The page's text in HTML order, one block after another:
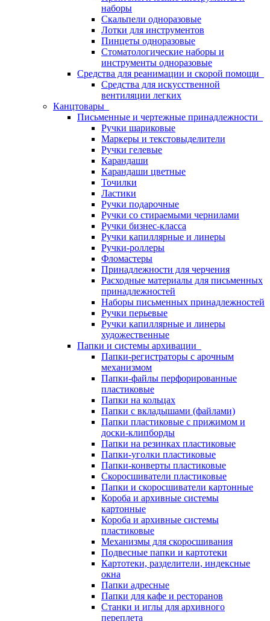
наборы
Скальпели одноразовые
Лотки для инструментов
Пинцеты одноразовые
Стоматологические наборы и
инструменты одноразовые
Средства для реанимации и скорой помощи
Средства для искусственной
вентиляции легких
Канцтовары
Письменные и чертежные принадлежности
Ручки шариковые
Маркеры и текстовыделители
Ручки гелевые
Карандаши
Карандаши цветные
Точилки
Ластики
Ручки подарочные
Ручки со стираемыми чернилами
Ручки бизнес-класса
Ручки капиллярные и линеры
Ручки-роллеры
Фломастеры
Принадлежности для черчения
Расходные материалы для письменных
принадлежностей
Наборы письменных принадлежностей
Ручки перьевые
Ручки капиллярные и линеры
художественные
Папки и системы архивации
Папки-регистраторы с арочным
механизмом
Папки-файлы перфорированные
пластиковые
Папки на кольцах
Папки с вкладышами (файлами)
Папки пластиковые с прижимом и
доски-клипборды
Папки на резинках пластиковые
Папки-уголки пластиковые
Папки-конверты пластиковые
Скоросшиватели пластиковые
Папки и скоросшиватели картонные
Короба и архивные системы
картонные
Короба и архивные системы
пластиковые
Механизмы для скоросшивания
Подвесные папки и картотеки
Картотеки, разделители, индексные
окна
Папки адресные
Папки для кафе и ресторанов
Станки и иглы для архивного
переплета